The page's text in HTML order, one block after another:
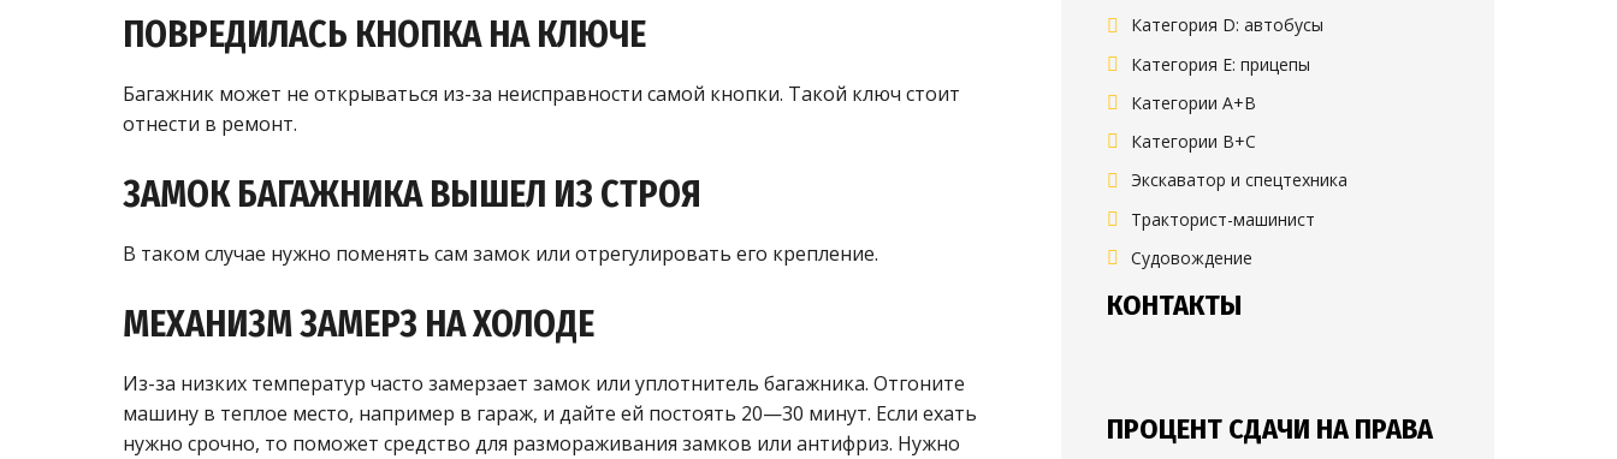
ПОВРЕДИЛАСЬ КНОПКА НА КЛЮЧЕ
Багажник может не открываться из-за неисправности самой кнопки. Такой ключ стоит
отнести в ремонт.
ЗАМОК БАГАЖНИКА ВЫШЕЛ ИЗ СТРОЯ
В таком случае нужно поменять сам замок или отрегулировать его крепление.
МЕХАНИЗМ ЗАМЕРЗ НА ХОЛОДЕ
Из-за низких температур часто замерзает замок или уплотнитель багажника. Отгоните
машину в теплое место, например в гараж, и дайте ей постоять 20—30 минут. Если ехать
нужно срочно, то поможет средство для размораживания замков или антифриз. Нужно
Категория D: автобусы
Категория E: прицепы
Категории A+B
Категории B+C
Экскаватор и спецтехника
Тракторист-машинист
Судовождение
КОНТАКТЫ
ПРОЦЕНТ СДАЧИ НА ПРАВА